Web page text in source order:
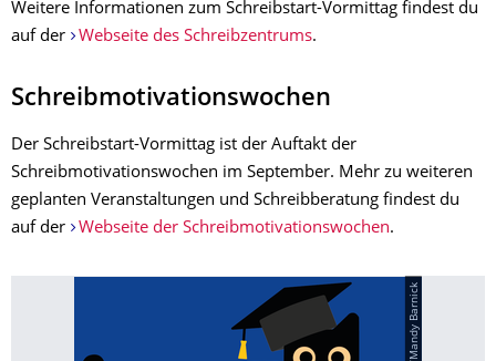
Weitere Informationen zum Schreibstart-Vormittag findest du
auf der
Webseite des Schreibzentrums.
Schreibmotivationswochen
Der Schreibstart-Vormittag ist der Auftakt der
Schreibmotivationswochen im September. Mehr zu weiteren
geplanten Veranstaltungen und Schreibberatung findest du
auf der
Webseite der Schreibmotivationswochen.